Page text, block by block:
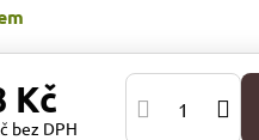
Kč
bez DPH